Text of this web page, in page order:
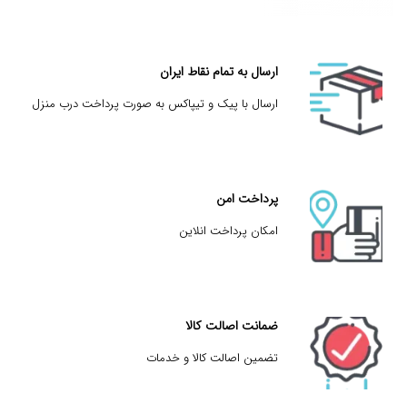
ارسال به تمام نقاط ایران
ارسال با پیک و تیپاکس به صورت پرداخت درب منزل
پرداخت امن
امکان پرداخت انلاین
ضمانت اصالت کالا
تضمین اصالت کالا و خدمات